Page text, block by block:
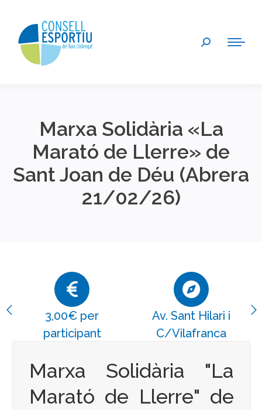
Search:
Marxa Solidària «La
Marató de Llerre» de
Sant Joan de Déu (Abrera
21/02/26)
3,00€ per
participant
Av. Sant Hilari i
C/Vilafranca
Marxa Solidària "La
Marató de Llerre" de